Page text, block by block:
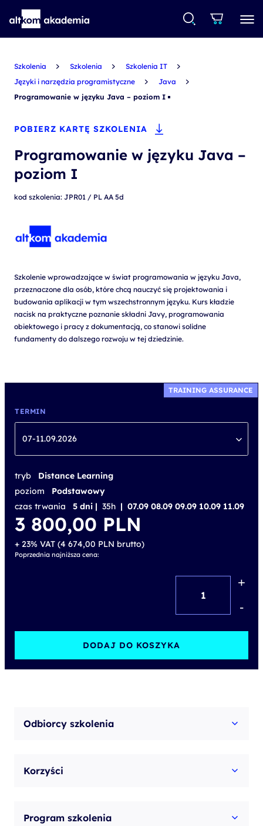
Szkolenia Szkolenia
Szkolenia IT
Języki i narzędzia programistyczne
Java
Programowanie w języku Java – poziom I
POBIERZ KARTĘ SZKOLENIA
Programowanie w języku Java –
poziom I
kod szkolenia: JPR01 / PL AA 5d
Szkolenie wprowadzające w świat programowania w języku Java,
przeznaczone dla osób, które chcą nauczyć się projektowania i
budowania aplikacji w tym wszechstronnym języku. Kurs kładzie
nacisk na praktyczne poznanie składni Javy, programowania
obiektowego i pracy z dokumentacją, co stanowi solidne
fundamenty do dalszego rozwoju w tej dziedzinie.
TRAINING ASSURANCE
TERMIN
07-11.09.2026
tryb
Distance Learning
poziom
Podstawowy
czas trwania
5 dni | 35h | 07.09 08.09 09.09 10.09 11.09
3 800,00 PLN
+ 23% VAT (4 674,00 PLN brutto)
Poprzednia najniższa cena:
języku
Java
+
-
DODAJ DO KOSZYKA
Odbiorcy szkolenia
Korzyści
Program szkolenia